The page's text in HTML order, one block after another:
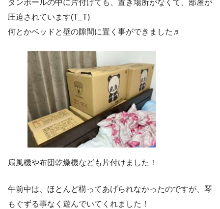
ダンボールの中に片付けても、置き場所がなくて、部屋が
圧迫されています(T_T)
何とかベッドと壁の隙間に置く事ができました♬
扇風機や布団乾燥機なども片付けました！
午前中は、ほとんど構ってあげられなかったのですが、琴
もぐずる事なく遊んでいてくれました！